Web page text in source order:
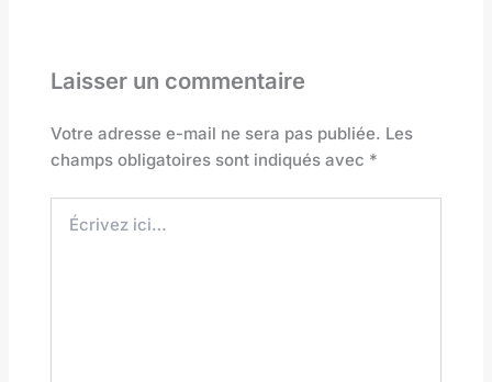
Laisser un commentaire
Votre adresse e-mail ne sera pas publiée. Les
champs obligatoires sont indiqués avec *
ici…